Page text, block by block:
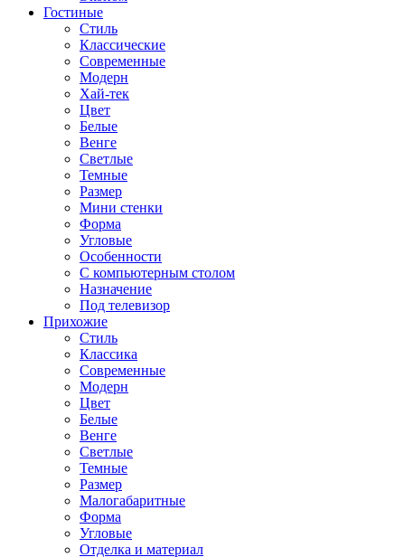
Гостиные
Стиль
Классические
Современные
Модерн
Хай-тек
Цвет
Белые
Венге
Светлые
Темные
Размер
Мини стенки
Форма
Угловые
Особенности
С компьютерным столом
Назначение
Под телевизор
Прихожие
Стиль
Классика
Современные
Модерн
Цвет
Белые
Венге
Светлые
Темные
Размер
Малогабаритные
Форма
Угловые
Отделка и материал